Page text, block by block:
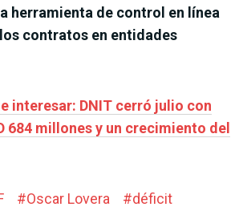
herramienta de control en línea
contratos en entidades
interesar: DNIT cerró julio con
684 millones y un crecimiento del
#Oscar Lovera #déficit